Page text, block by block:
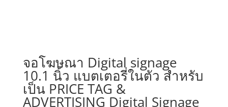
จอโฆษณา Digital signage
10.1 นิ้ว แบตเตอรี่ในตัว สำหรับ
เป็น PRICE TAG &
ADVERTISING Digital Signage